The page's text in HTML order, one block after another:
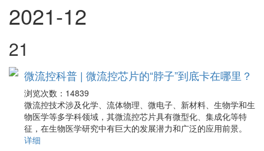
2021-12
21
微流控科普 | 微流控芯片的“脖子”到底卡在哪里？
浏览次数： 14839
微流控技术涉及化学、流体物理、微电子、新材料、生物学和生
物医学等多学科领域，其微流控芯片具有微型化、集成化等特
征，在生物医学研究中有巨大的发展潜力和广泛的应用前景。
详细